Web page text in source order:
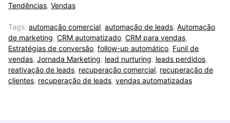
Tendências, Vendas
Tags: automação comercial, automação de leads, Automação
de marketing, CRM automatizado, CRM para vendas,
Estratégias de conversão, follow-up automático, Funil de
vendas, Jornada Marketing, lead nurturing, leads perdidos,
reativação de leads, recuperação comercial, recuperação de
clientes, recuperação de leads, vendas automatizadas